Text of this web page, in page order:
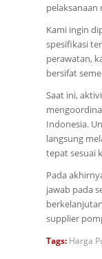
pelaksanaan
Kami ingin
spesifikasi
perawatan,
bersifat
Saat ini,
Indonesia.
langsung
tepat sesuai
Pada
jawab pada
supplier
Tags: Harga